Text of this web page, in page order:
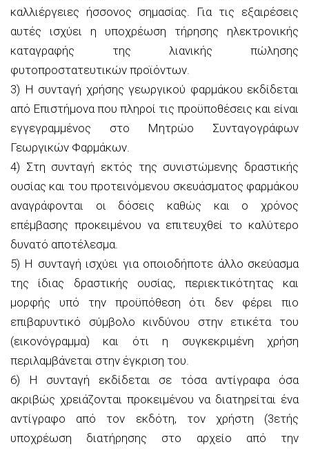
καλλιέργειες ήσσονος σημασίας. Για τις εξαιρέσεις
αυτές ισχύει η υποχρέωση τήρησης ηλεκτρονικής
καταγραφής της λιανικής πώλησης
φυτοπροστατευτικών προϊόντων.
3) Η συνταγή χρήσης γεωργικού φαρμάκου εκδίδεται
από Επιστήμονα που πληροί τις προϋποθέσεις και είναι
εγγεγραμμένος στο Μητρώο Συνταγογράφων
Γεωργικών Φαρμάκων.
4) Στη συνταγή εκτός της συνιστώμενης δραστικής
ουσίας και του προτεινόμενου σκευάσματος φαρμάκου
αναγράφονται οι δόσεις καθώς και ο χρόνος
επέμβασης προκειμένου να επιτευχθεί το καλύτερο
δυνατό αποτέλεσμα.
5) Η συνταγή ισχύει για οποιοδήποτε άλλο σκεύασμα
της ίδιας δραστικής ουσίας, περιεκτικότητας και
μορφής υπό την προϋπόθεση ότι δεν φέρει πιο
επιβαρυντικό σύμβολο κινδύνου στην ετικέτα του
(εικονόγραμμα) και ότι η συγκεκριμένη χρήση
περιλαμβάνεται στην έγκριση του.
6) Η συνταγή εκδίδεται σε τόσα αντίγραφα όσα
ακριβώς χρειάζονται προκειμένου να διατηρείται ένα
αντίγραφο από τον εκδότη, τον χρήστη (3ετής
υποχρέωση διατήρησης στο αρχείο από την